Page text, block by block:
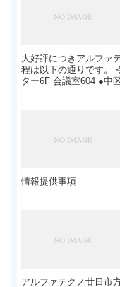
大好評につきアルファ
程は以下の通りです。
ター6F 会議室604 ●中
情報提供事項
アルファテクノ廿日市